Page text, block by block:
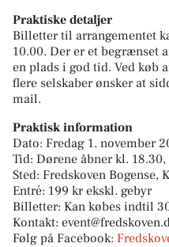
Praktiske detaljer
Billetter til arrangementet
10.00. Der er et begrænset
en plads i god tid. Ved køb
flere selskaber ønsker at
mail.
Praktisk information
Dato: Fredag 1. november
Tid: Dørene åbner kl.
Sted: Fredskoven Bogense,
Entré: 199 kr ekskl. gebyr
Billetter: Kan købes indtil
Kontakt:
Følg på Facebook: